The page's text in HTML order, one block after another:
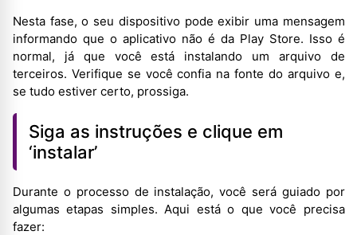
Nesta fase, o seu dispositivo pode exibir uma mensagem
informando que o aplicativo não é da Play Store. Isso é
normal, já que você está instalando um arquivo de
terceiros. Verifique se você confia na fonte do arquivo e,
se tudo estiver certo, prossiga.
Siga as instruções e clique em
‘instalar’
Durante o processo de instalação, você será guiado por
algumas etapas simples. Aqui está o que você precisa
fazer: